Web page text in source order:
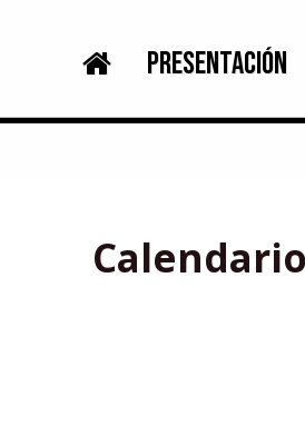
PRESENTACIÓN